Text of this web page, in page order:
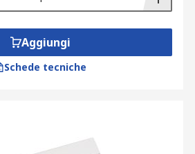
Aggiungi
Schede tecniche